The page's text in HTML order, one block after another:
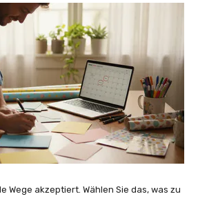
Wege akzeptiert. Wählen Sie das, was zu